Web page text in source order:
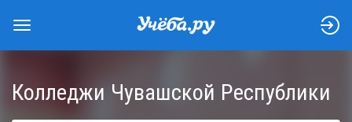
Колледжи Чувашской Республики